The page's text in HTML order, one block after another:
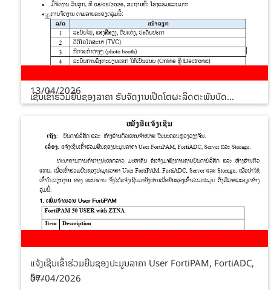
ເຊີນເຂົ້າຮ່ວມຍື່ນຊອງລາຄາ ຮັບຈັດງານເປີດໂຕຜະລິດຕະພັນບັດ...
13/04/2026
ແຈ້ງເຊີນເຂົ້າຮ່ວມຍືນຊອງປະມູນລາຄາ User FortiPAM, FortiADC,
Se...
07/04/2026